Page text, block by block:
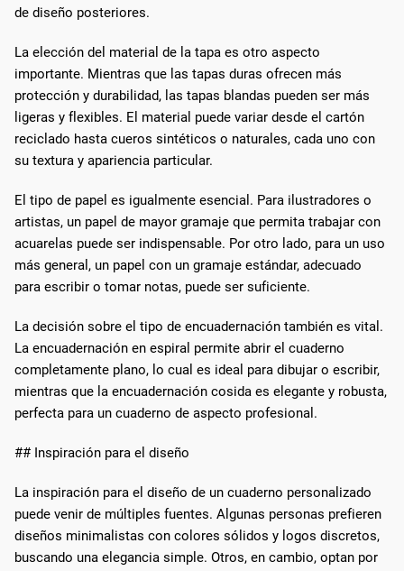
de diseño posteriores.
La elección del material de la tapa es otro aspecto
importante. Mientras que las tapas duras ofrecen más
protección y durabilidad, las tapas blandas pueden ser más
ligeras y flexibles. El material puede variar desde el cartón
reciclado hasta cueros sintéticos o naturales, cada uno con
su textura y apariencia particular.
El tipo de papel es igualmente esencial. Para ilustradores o
artistas, un papel de mayor gramaje que permita trabajar con
acuarelas puede ser indispensable. Por otro lado, para un uso
más general, un papel con un gramaje estándar, adecuado
para escribir o tomar notas, puede ser suficiente.
La decisión sobre el tipo de encuadernación también es vital.
La encuadernación en espiral permite abrir el cuaderno
completamente plano, lo cual es ideal para dibujar o escribir,
mientras que la encuadernación cosida es elegante y robusta,
perfecta para un cuaderno de aspecto profesional.
## Inspiración para el diseño
La inspiración para el diseño de un cuaderno personalizado
puede venir de múltiples fuentes. Algunas personas prefieren
diseños minimalistas con colores sólidos y logos discretos,
buscando una elegancia simple. Otros, en cambio, optan por